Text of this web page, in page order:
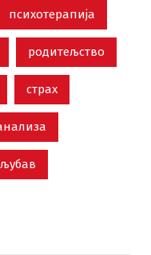
психотерапија
родитељство
страх
љубав